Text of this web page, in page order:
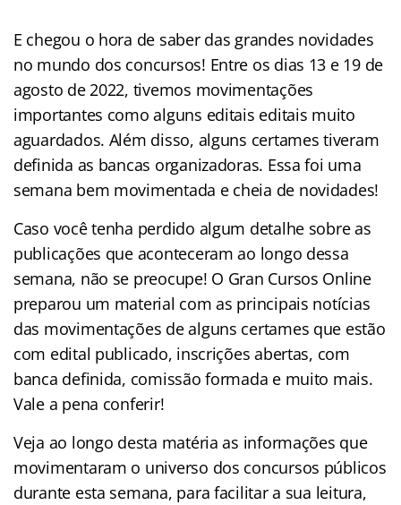
E chegou o hora de saber das grandes novidades
no mundo dos concursos! Entre os dias 13 e 19 de
agosto de 2022, tivemos movimentações
importantes como alguns editais editais muito
aguardados. Além disso, alguns certames tiveram
definida as bancas organizadoras. Essa foi uma
semana bem movimentada e cheia de novidades!
Caso você tenha perdido algum detalhe sobre as
publicações que aconteceram ao longo dessa
semana, não se preocupe! O Gran Cursos Online
preparou um material com as principais notícias
das movimentações de alguns certames que estão
com edital publicado, inscrições abertas, com
banca definida, comissão formada e muito mais.
Vale a pena conferir!
Veja ao longo desta matéria as informações que
movimentaram o universo dos concursos públicos
durante esta semana, para facilitar a sua leitura,